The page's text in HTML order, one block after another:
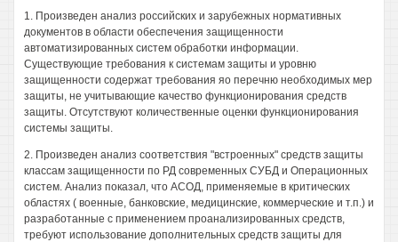
1. Произведен анализ российских и зарубежных нормативных
документов в области обеспечения защищенности
автоматизированных систем обработки информации.
Существующие требования к системам защиты и уровню
защищенности содержат требования яо перечню необходимых мер
защиты, не учитывающие качество функционирования средств
защиты. Отсутствуют количественные оценки функционирования
системы защиты.
2. Произведен анализ соответствия "встроенных" средств защиты
классам защищенности по РД современных СУБД и Операционных
систем. Анализ показал, что АСОД, применяемые в критических
областях ( военные, банковские, медицинские, коммерческие и т.п.) и
разработанные с применением проанализированных средств,
требуют использование дополнительных средств защиты для